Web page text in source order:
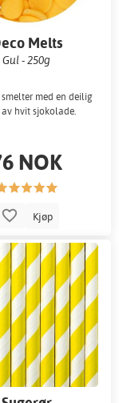
Melts
Gul - 250g
med en deilig
hvit sjokolade.
NOK
Kjøp